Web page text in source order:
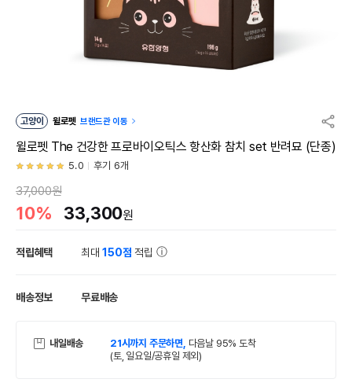
고양이 윌로펫 브랜드관 이동
윌로펫 The 건강한 프로바이오틱스 항산화 참치 set 반려묘 (단종)
5.0 후기 6개
37,000원
10% 33,300원
적립혜택 최대150점 적립
배송정보 무료배송
내일배송 21시까지 주문하면, 다음날 95% 도착
(토, 일요일/공휴일 제외)